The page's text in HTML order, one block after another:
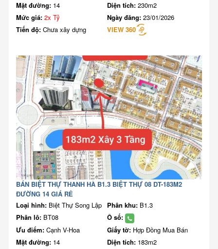
Mặt đường: 14 Diện tích: 230m2
Mức giá: 2x Tỷ Ngày đăng: 23/01/2026
Tiến độ: Chưa xây dựng VIEW 360
BÁN BIỆT THỰ THANH HÀ B1.3 BIỆT THỰ 08 DT-183M2
ĐƯỜNG 14 GIÁ RẺ
Loại hình: Biệt Thự Song Lập Phân khu: B1.3
Phân lô: BT08
Ô số:
Ưu điểm: Cạnh V-Hoa Giấy tờ: Hợp Đồng Mua Bán
Mặt đường: 14 Diện tích: 183m2